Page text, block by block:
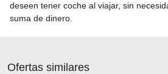
deseen tener coche al viajar, sin
suma de dinero.
Ofertas similares